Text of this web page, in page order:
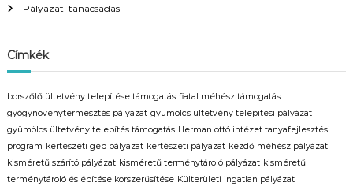
Pályázati tanácsadás
Címkék
borszőlő ültetvény telepítése támogatás fiatal méhész támogatás
gyógynövénytermesztés pályázat gyümölcs ültetvény telepitési pályázat
gyümölcs ültetvény telepítés támogatás Herman ottó intézet tanyafejlesztési
program kertészeti gép pályázat kertészeti pályázat kezdő méhész pályázat
kisméretű szárító pályázat kisméretű terménytároló pályázat kisméretű
terménytároló és építése korszerűsítése Külterületi ingatlan pályázat